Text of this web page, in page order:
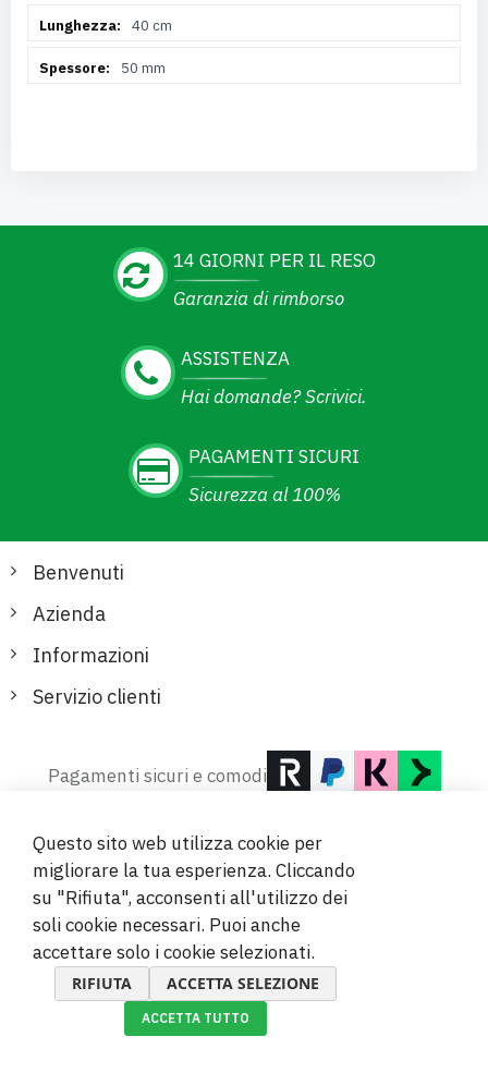
40 cm
50 mm
14 GIORNI PER IL RESO
Garanzia di rimborso
ASSISTENZA
Hai domande? Scrivici.
PAGAMENTI SICURI
Sicurezza al 100%
Benvenuti
Azienda
Informazioni
Servizio clienti
Pagamenti sicuri e comodi
© 2019-2026 Megamix s.r.o.
Questo sito web utilizza cookie per
migliorare la tua esperienza. Cliccando
su "Rifiuta", acconsenti all'utilizzo dei
soli cookie necessari. Puoi anche
accettare solo i cookie selezionati.
RIFIUTA ACCETTA SELEZIONE
ACCETTA TUTTO